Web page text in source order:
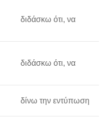
διδάσκω ότι, να
διδάσκω ότι, να
δίνω την εντύπωση